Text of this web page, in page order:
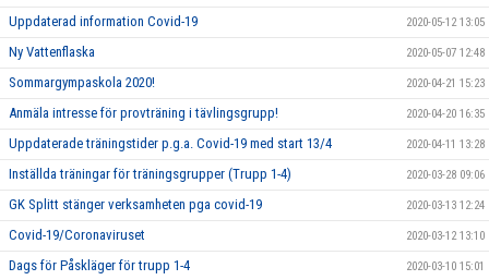
Uppdaterad information Covid-19 2020-05-12 13:05
Ny Vattenflaska 2020-05-07 12:48
Sommargympaskola 2020! 2020-04-21 15:23
Anmäla intresse för provträning i tävlingsgrupp! 2020-04-20 16:35
Uppdaterade träningstider p.g.a. Covid-19 med start 13/4 2020-04-11 13:28
Inställda träningar för träningsgrupper (Trupp 1-4) 2020-03-28 09:06
GK Splitt stänger verksamheten pga covid-19 2020-03-13 12:24
Covid-19/Coronaviruset 2020-03-12 13:10
Dags för Påskläger för trupp 1-4 2020-03-10 15:01